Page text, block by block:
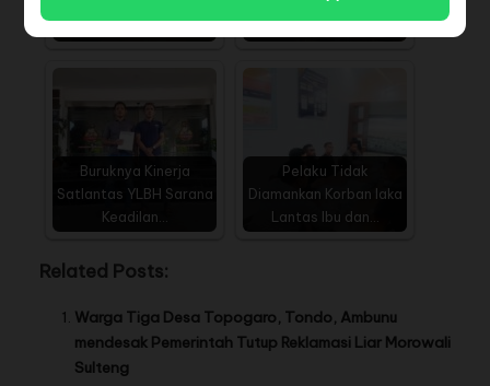
Ketangkap Maret Silam
Digital , SMKN2 Bungku
Buruknya Kinerja
Satlantas YLBH Sarana
Keadilan…
Pelaku Tidak
Diamankan Korban laka
Lantas Ibu dan…
Related Posts:
Warga Tiga Desa Topogaro, Tondo, Ambunu
mendesak Pemerintah Tutup Reklamasi Liar Morowali
Sulteng